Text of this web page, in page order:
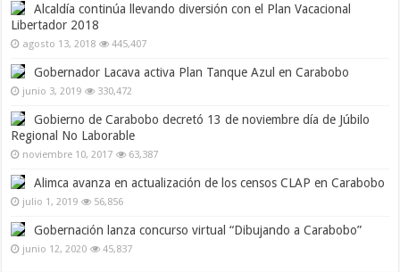
Alcaldía continúa llevando diversión con el Plan Vacacional
Libertador 2018
agosto 13, 2018 445,407
Gobernador Lacava activa Plan Tanque Azul en Carabobo
junio 3, 2019 330,472
Gobierno de Carabobo decretó 13 de noviembre día de Júbilo
Regional No Laborable
noviembre 10, 2017 63,387
Alimca avanza en actualización de los censos CLAP en Carabobo
julio 1, 2019 56,856
Gobernación lanza concurso virtual “Dibujando a Carabobo”
junio 12, 2020 45,837